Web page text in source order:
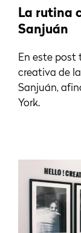
La rutina
Sanjuán
En este post
creativa de
Sanjuán,
York.